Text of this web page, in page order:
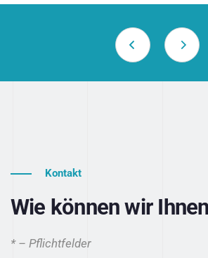
Kontakt
Wie können wir
* – Pflichtfelder